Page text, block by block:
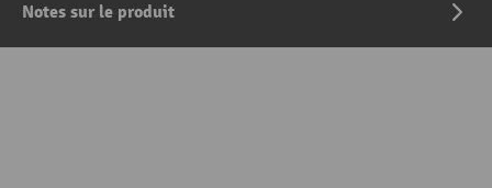
Notes sur le produit